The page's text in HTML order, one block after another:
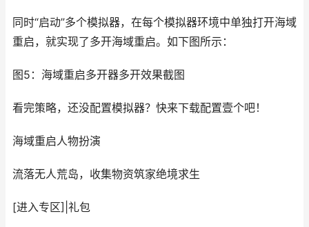
同时“启动”多个模拟器，在每个模拟器环境中单独打开海域
重启，就实现了多开海域重启。如下图所示：
图5：海域重启多开器多开效果截图
看完策略，还没配置模拟器？快来下载配置壹个吧！
海域重启人物扮演
流落无人荒岛，收集物资筑家绝境求生
[进入专区] 礼包